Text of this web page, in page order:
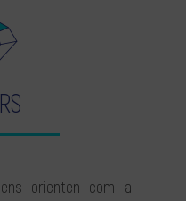
orienten com a